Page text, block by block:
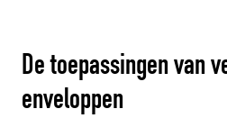
De toepassingen van
enveloppen